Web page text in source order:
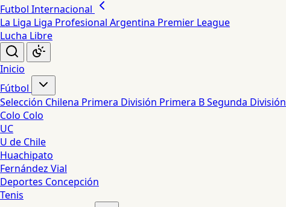
Futbol Internacional
La Liga Liga Profesional Argentina Premier League
Lucha Libre
Inicio
Fútbol
Selección Chilena Primera División Primera BSegunda División
Colo Colo
UC
U de Chile
Huachipato
Fernández Vial
Deportes Concepción
Tenis